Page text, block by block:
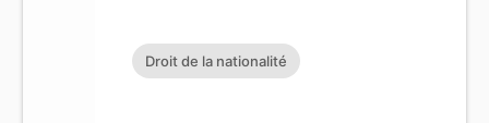
Droit de la nationalité